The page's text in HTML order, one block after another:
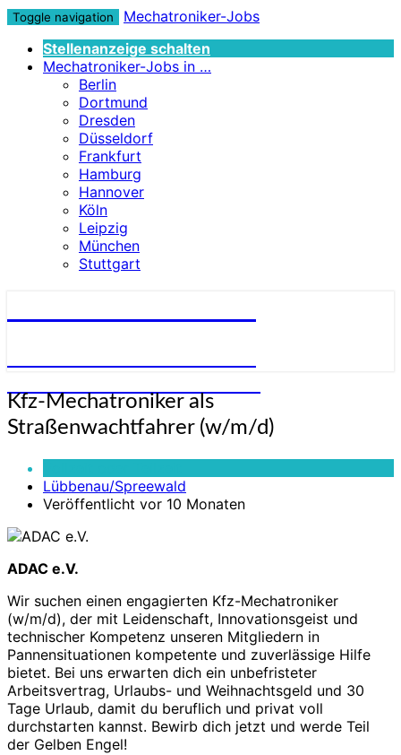
Toggle navigation
Mechatroniker-Jobs
Stellenanzeige schalten
Mechatroniker-Jobs in …
Berlin
Dortmund
Dresden
Düsseldorf
Frankfurt
Hamburg
Hannover
Köln
Leipzig
München
Stuttgart
Kfz-
Mechatroniker
als
(w/m/d)
Kfz-Mechatroniker als
Straßenwachtfahrer (w/m/d)
Lübbenau/Spreewald
Veröffentlicht vor 10 Monaten
ADAC e.V.
Wir suchen einen engagierten Kfz-Mechatroniker
(w/m/d), der mit Leidenschaft, Innovationsgeist und
technischer Kompetenz unseren Mitgliedern in
Pannensituationen kompetente und zuverlässige Hilfe
bietet. Bei uns erwarten dich ein unbefristeter
Arbeitsvertrag, Urlaubs- und Weihnachtsgeld und 30
Tage Urlaub, damit du beruflich und privat voll
durchstarten kannst. Bewirb dich jetzt und werde Teil
der Gelben Engel!